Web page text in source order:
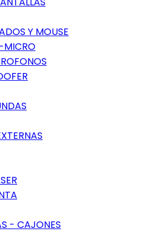
Y MOUSE
MICRO
- CAJONES